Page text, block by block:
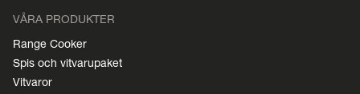
VÅRA PRODUKTER
Range Cooker
Spis och vitvarupaket
Vitvaror